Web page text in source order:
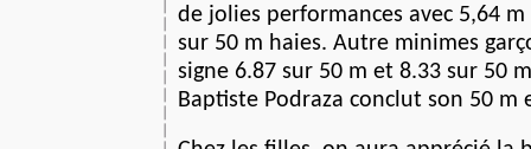
de jolies performances avec 5,64
sur 50 m haies. Autre minimes
signe 6.87 sur 50 m et 8.33 sur 50
Baptiste Podraza conclut son 50 m